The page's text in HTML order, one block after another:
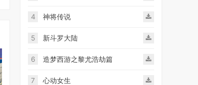
4 神将传说
5 新斗罗大陆
6 造梦西游之黎尤浩劫篇
7 心动女生